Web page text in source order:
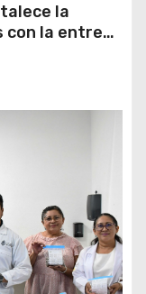
la
la entrega